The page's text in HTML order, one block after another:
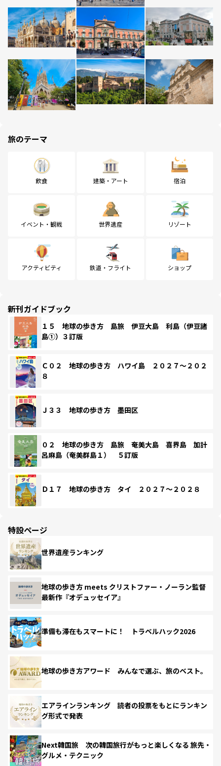
旅のテーマ
飲食 建築・アート 宿泊
イベント・観戦 世界遺産 リゾート
アクティビティ 鉄道・フライト ショップ
新刊ガイドブック
１５ 地球の歩き方 島旅 伊豆大島 利島（伊豆諸
島①）３訂版
Ｃ０２ 地球の歩き方 ハワイ島 ２０２７～２０２
８
Ｊ３３ 地球の歩き方 墨田区
０２ 地球の歩き方 島旅 奄美大島 喜界島 加計
呂麻島（奄美群島１） ５訂版
Ｄ１７ 地球の歩き方 タイ ２０２７～２０２８
特設ページ
世界遺産ランキング
地球の歩き方 meets クリストファー・ノーラン監督
最新作『オデュッセイア』
準備も滞在もスマートに！ トラベルハック2026
地球の歩き方アワード みんなで選ぶ、旅のベスト。
エアラインランキング 読者の投票をもとにランキン
グ形式で発表
Next韓国旅 次の韓国旅行がもっと楽しくなる 旅先・
グルメ・テクニック